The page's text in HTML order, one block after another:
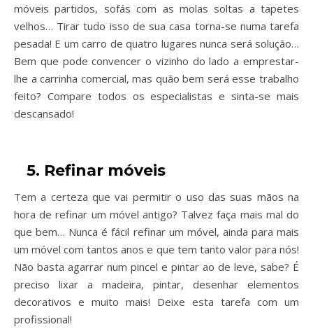
móveis partidos, sofás com as molas soltas a tapetes
velhos… Tirar tudo isso de sua casa torna-se numa tarefa
pesada! E um carro de quatro lugares nunca será solução…
Bem que pode convencer o vizinho do lado a emprestar-
lhe a carrinha comercial, mas quão bem será esse trabalho
feito? Compare todos os especialistas e sinta-se mais
descansado!
5. Refinar móveis
Tem a certeza que vai permitir o uso das suas mãos na
hora de refinar um móvel antigo? Talvez faça mais mal do
que bem… Nunca é fácil refinar um móvel, ainda para mais
um móvel com tantos anos e que tem tanto valor para nós!
Não basta agarrar num pincel e pintar ao de leve, sabe? É
preciso lixar a madeira, pintar, desenhar elementos
decorativos e muito mais! Deixe esta tarefa com um
profissional!